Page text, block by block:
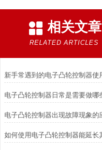
相关文章
RELATED ARTICLES